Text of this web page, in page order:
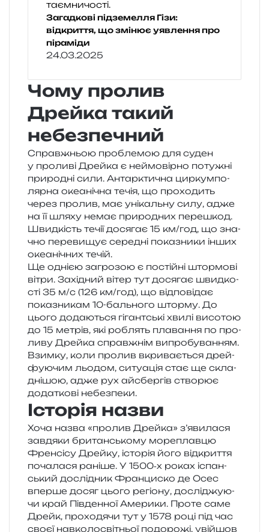
Загадкові підземелля Гізи:
відкриття, що змінює уявлення про
піраміди
24.03.2025
Чому пролив
Дрейка такий
небезпечний
Справжньою про­бле­мою для суден
у про­ли­ві Дрейка є неймо­вір­но поту­жні
при­ро­дні сили. Антарктична цир­кум­по­
ляр­на оке­а­ні­чна течія, що про­хо­дить
через про­лив, має уні­каль­ну силу, адже
на її шляху немає при­ро­дних пере­шкод.
Швидкість течії дося­гає 15 км/​год, що зна­
чно пере­ви­щує сере­дні пока­зни­ки інших
оке­а­ні­чних течій.
Ще одні­єю загро­зою є постій­ні штор­мо­ві
вітри. Західний вітер тут дося­гає швид­ко­
сті 35 м/​с (126 км/​год), що від­по­від­ає
пока­зни­кам 10-баль­но­го штор­му. До
цього дода­ю­ться гігант­ські хвилі висо­тою
до 15 метрів, які роблять пла­ва­н­ня по про­
ли­ву Дрейка справ­жнім випро­бу­ва­н­ням.
Взимку, коли про­лив вкри­ва­є­ться дрей­
фу­ю­чим льо­дом, ситу­а­ція стає ще скла­
дні­шою, адже рух айс­бер­гів ство­рює
дода­тко­ві небезпеки.
Історія назви
Хоча назва «про­лив Дрейка» з’явилася
зав­дя­ки бри­тан­сько­му море­плав­цю
Френсісу Дрейку, істо­рія його від­кри­т­тя
поча­ла­ся рані­ше. У 1500‑х роках іспан­
ський дослі­дник Франциско де Осес
впер­ше досяг цього регіо­ну, дослі­джу­ю­
чи край Південної Америки. Проте саме
Дрейк, про­хо­дя­чи тут у 1578 році під час
своєї нав­ко­ло­сві­тньої подо­ро­жі, уві­йшов